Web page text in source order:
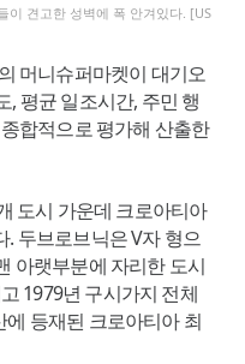
이 견고한 성벽에 폭 안겨있다. [US
머니슈퍼마켓이 대기오
, 평균 일조시간, 주민 행
합적으로 평가해 산출한
도시 가운데 크로아티아
두브로브닉은 V자 형으
아랫부분에 자리한 도시
1979년 구시가지 전체
등재된 크로아티아 최